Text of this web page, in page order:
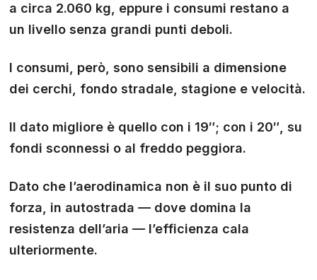
a circa 2.060 kg, eppure i consumi restano a
un livello senza grandi punti deboli.
I consumi, però, sono sensibili a dimensione
dei cerchi, fondo stradale, stagione e velocità.
Il dato migliore è quello con i 19″; con i 20″, su
fondi sconnessi o al freddo peggiora.
Dato che l’aerodinamica non è il suo punto di
forza, in autostrada — dove domina la
resistenza dell’aria — l’efficienza cala
ulteriormente.